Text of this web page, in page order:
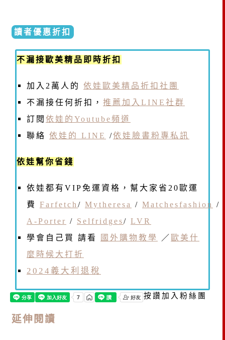
讀者優惠折扣
不漏接歐美精品即時折扣
加入2萬人的 依娃歐美精品折扣社團
不漏接任何折扣， 推薦加入LINE社群
訂閱 依娃的Youtube頻道
聯絡 依娃的 LINE /依娃臉書粉專私訊
依娃幫你省錢
依娃都有VIP免運資格，幫大家省20歐運
費 Farfetch / Mytheresa / Matchesfashion /
A-Porter / Selfridges/ LVR
學會自己買 請看
國外購物教學 ／ 歐美什
麼時候大打折
2024義大利退稅
按讚加入粉絲團
延伸閱讀